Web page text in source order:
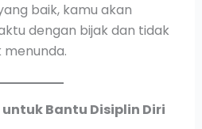
baik, kamu akan
dengan bijak dan tidak
Bantu Disiplin Diri